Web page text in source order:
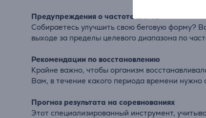
Предупреждения о частоте шагов
Собираетесь улучшить свою беговую форму?
выходе за пределы целевого диапазона по
Рекомендации по восстановлению
Крайне важно, чтобы организм
Вам, в течение какого периода времени нужно
Прогноз результата на соревнованиях
Этот специализированный инструмент,